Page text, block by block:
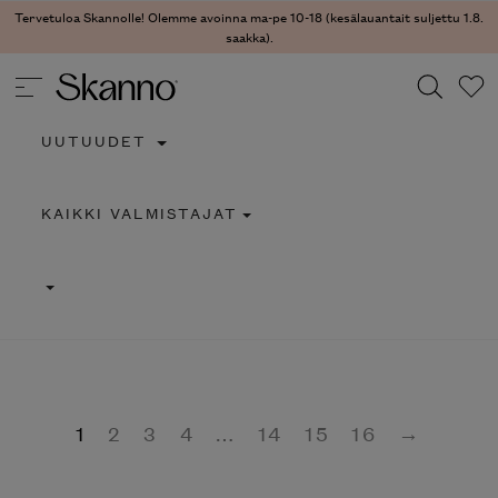
Tervetuloa Skannolle! Olemme avoinna ma-pe 10-18 (kesälauantait suljettu 1.8.
saakka).
Type 2 or more characters for results.
UUTUUDET
KAIKKI VALMISTAJAT
1 2 3 4 … 14 15 16 →